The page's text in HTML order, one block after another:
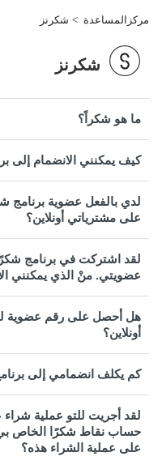
مركزالمساعدة شكرنز
شكرنز
ما هو شكراً؟
كيف يمكنني الانضمام إلى
لدي بالفعل عضوية
على مشترياتي أونلاين؟
لقد اشتركت في برنامج
عضويتي. منْ الذي يمكنني
هل أحصل على رقم عضوية
أونلاين؟
كم يكلف انضمامي إلى
لقد أجريت للتو عملية شراء
حساب نقاط شكرًا الخاص
على عملية الشراء هذه؟